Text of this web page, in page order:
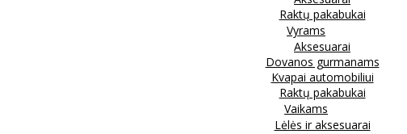
Raktų pakabukai
Vyrams
Aksesuarai
Dovanos gurmanams
Kvapai automobiliui
Raktų pakabukai
Vaikams
Lėlės ir aksesuarai